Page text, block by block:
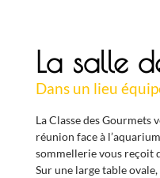
La salle
Dans un lieu
La Classe des Gourmets
réunion face à
sommellerie vous reçoit
Sur une large table